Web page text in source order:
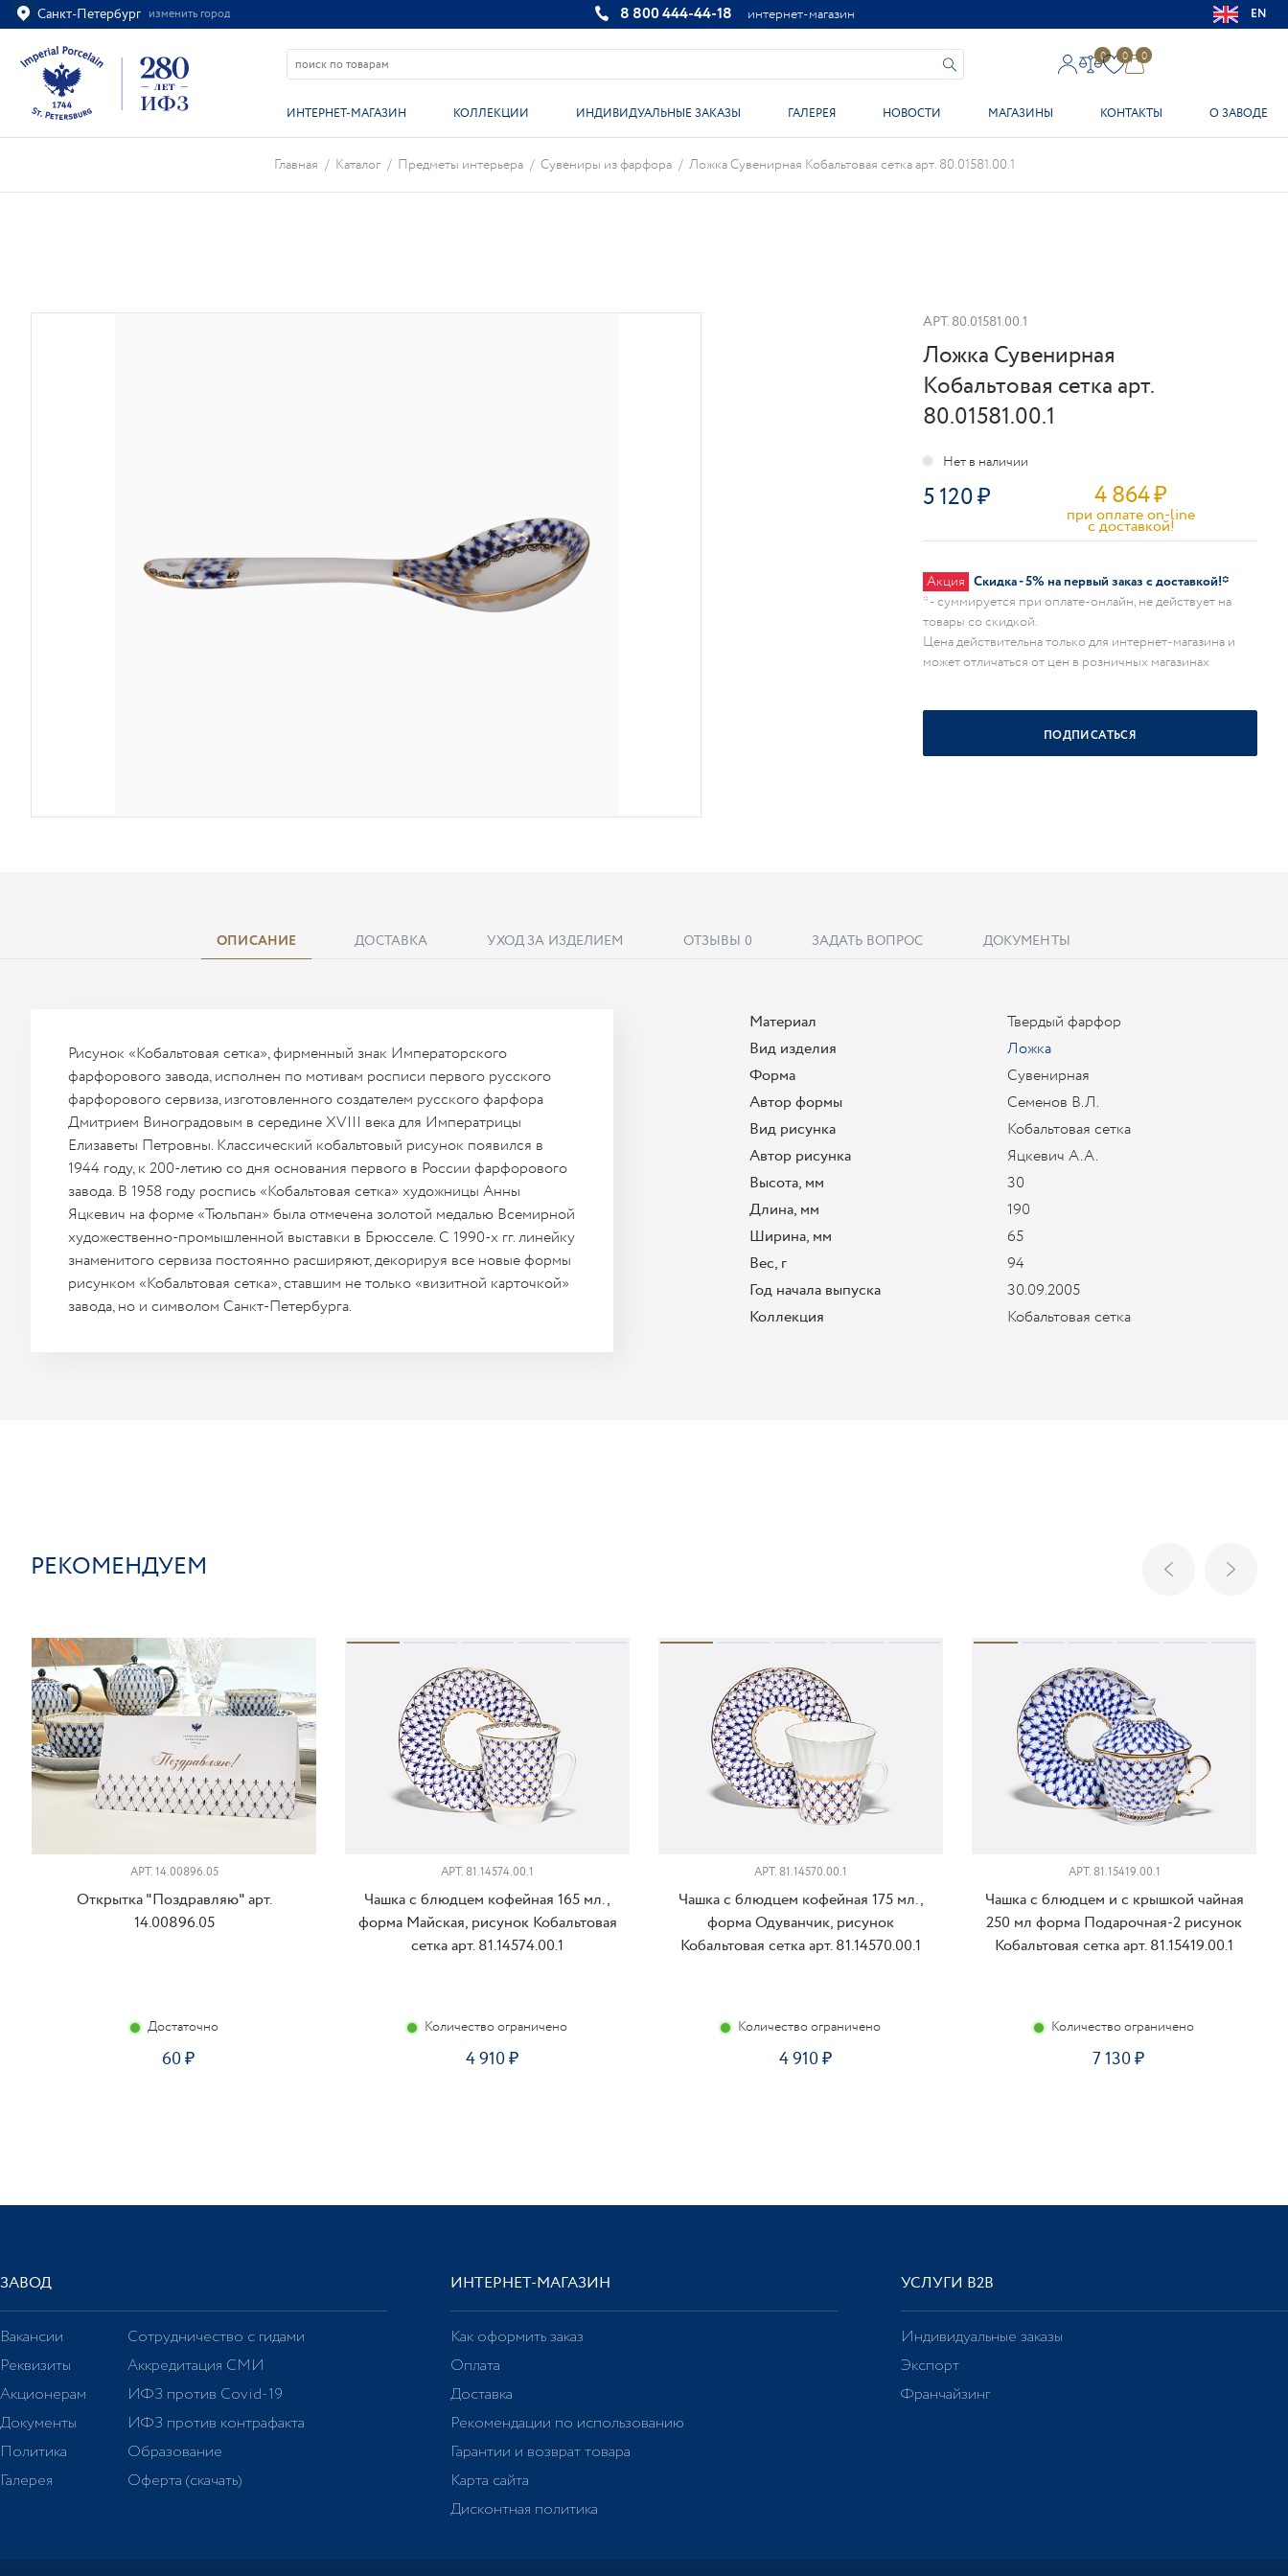
Санкт-Петербург изменить город
Ваш город Санкт-Петербург?
ВСЁ ВЕРНО ИЗМЕНИТЬ
8 800 444-44-18 интернет-магазин EN
0 0 0
ИНТЕРНЕТ-МАГАЗИН КОЛЛЕКЦИИ ИНДИВИДУАЛЬНЫЕ ЗАКАЗЫ ГАЛЕРЕЯ НОВОСТИ МАГАЗИНЫ КОНТАКТЫ О ЗАВОДЕ
Главная / Каталог / Предметы интерьера / Сувениры из фарфора / Ложка Сувенирная Кобальтовая сетка арт. 80.01581.00.1
АРТ. 80.01581.00.1
Ложка Сувенирная
Кобальтовая сетка арт.
80.01581.00.1
5 120 4 864₽
при оплате on-line
c доставкой!
Акция Скидка - 5% на первый заказ с доставкой!*
* - суммируется при оплате-онлайн, не действует на
товары со скидкой.
Цена действительна только для интернет-магазина и
может отличаться от цен в розничных магазинах
ПОДПИСАТЬСЯ
ОПИСАНИЕ ДОСТАВКА УХОД ЗА ИЗДЕЛИЕМ ОТЗЫВЫ 0 ЗАДАТЬ ВОПРОС ДОКУМЕНТЫ
Рисунок «Кобальтовая сетка», фирменный знак Императорского
фарфорового завода, исполнен по мотивам росписи первого русского
фарфорового сервиза, изготовленного создателем русского фарфора
Дмитрием Виноградовым в середине XVIII века для Императрицы
Елизаветы Петровны. Классический кобальтовый рисунок появился в
1944 году, к 200-летию со дня основания первого в России фарфорового
завода. В 1958 году роспись «Кобальтовая сетка» художницы Анны
Яцкевич на форме «Тюльпан» была отмечена золотой медалью Всемирной
художественно-промышленной выставки в Брюсселе. С 1990-х гг. линейку
знаменитого сервиза постоянно расширяют, декорируя все новые формы
рисунком «Кобальтовая сетка», ставшим не только «визитной карточкой»
завода, но и символом Санкт-Петербурга.
Материал
Твердый фарфор
Вид изделия
Ложка
Форма
Сувенирная
Автор формы
Семенов В.Л.
Вид рисунка
Кобальтовая сетка
Автор рисунка
Яцкевич А.А.
Высота, мм
30
Длина, мм
190
Ширина, мм
65
Вес, г
94
Год начала выпуска
30.09.2005
Коллекция
Кобальтовая сетка
РЕКОМЕНДУЕМ
АРТ. 14.00896.05
Открытка "Поздравляю" арт.
14.00896.05
Достаточно
60
АРТ. 81.14574.00.1
Чашка с блюдцем кофейная 165 мл.,
форма Майская, рисунок Кобальтовая
сетка арт. 81.14574.00.1
Количество ограничено
4 910
АРТ. 81.14570.00.1
Чашка с блюдцем кофейная 175 мл.,
форма Одуванчик, рисунок
Кобальтовая сетка арт. 81.14570.00.1
Количество ограничено
4 910
АРТ. 81.15419.00.1
Чашка с блюдцем и с крышкой чайная
250 мл форма Подарочная-2 рисунок
Кобальтовая сетка арт. 81.15419.00.1
Количество ограничено
7 130
ЗАВОД
Вакансии
Реквизиты
Акционерам
Документы
Политика
Галерея
Сотрудничество с гидами
Аккредитация СМИ
ИФЗ против Covid-19
ИФЗ против контрафакта
Образование
Оферта (скачать)
ИНТЕРНЕТ-МАГАЗИН
Как оформить заказ
Оплата
Доставка
Рекомендации по использованию
Гарантии и возврат товара
Карта сайта
Дисконтная политика
УСЛУГИ В2В
Индивидуальные заказы
Экспорт
Франчайзинг